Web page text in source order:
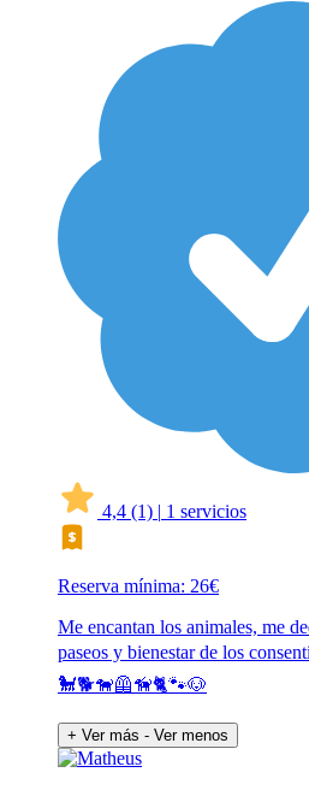
4,4 (1) | 1 servicios
Reserva mínima: 26€
Me encantan los animales, me
paseos y bienestar de los
🐩🐕🐕‍🦺🦮🐈🐾🐶
+ Ver más - Ver menos